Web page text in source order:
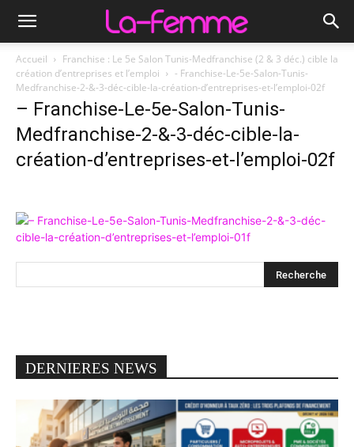
Accueil
Franchise : Le 5e Salon Tunis-Medfranchise (2 & 3 déc.) cible la
création d’entreprises et l’emploi
- Franchise-Le-5e-Salon-Tunis-
Medfranchise-2-&-3-déc-cible-la-création-d’entreprises-et-l’emploi-02f
– Franchise-Le-5e-Salon-Tunis-
Medfranchise-2-&-3-déc-cible-la-
création-d’entreprises-et-l’emploi-02f
DERNIERES NEWS